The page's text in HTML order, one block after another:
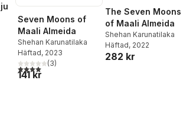
antal röster:
Seven Moons of
Maali Almeida
Shehan Karunatilaka
Häftad, 2023
4,0utav 5 stjärnor. Totalt antal röster:
(3)
141 kr
The Seven Moons
of Maali Almeida
Shehan Karunatilaka
Häftad, 2022
282 kr